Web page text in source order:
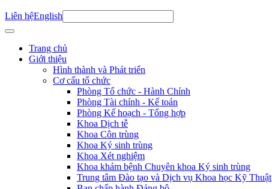
Liên hệEnglish
Trang chủ
Giới thiệu
Hình thành và Phát triển
Cơ cấu tổ chức
Phòng Tổ chức - Hành Chính
Phòng Tài chính - Kế toán
Phòng Kế hoạch - Tổng hợp
Khoa Dịch tễ
Khoa Côn trùng
Khoa Ký sinh trùng
Khoa Xét nghiệm
Khoa khám bệnh Chuyên khoa Ký sinh trùng
Trung tâm Đào tạo và Dịch vụ Khoa học Kỹ Thuật